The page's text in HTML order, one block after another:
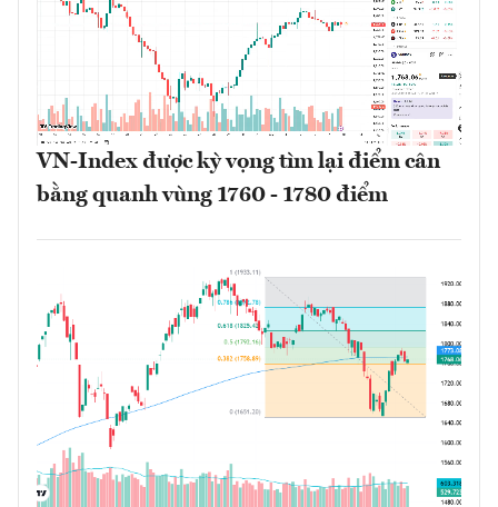
VN-Index được kỳ vọng tìm lại điểm cân
bằng quanh vùng 1760 - 1780 điểm